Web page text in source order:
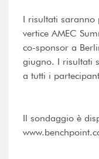
I risultati saranno
vertice AMEC
co-sponsor a
giugno. I risultati
a tutti i
Il sondaggio è